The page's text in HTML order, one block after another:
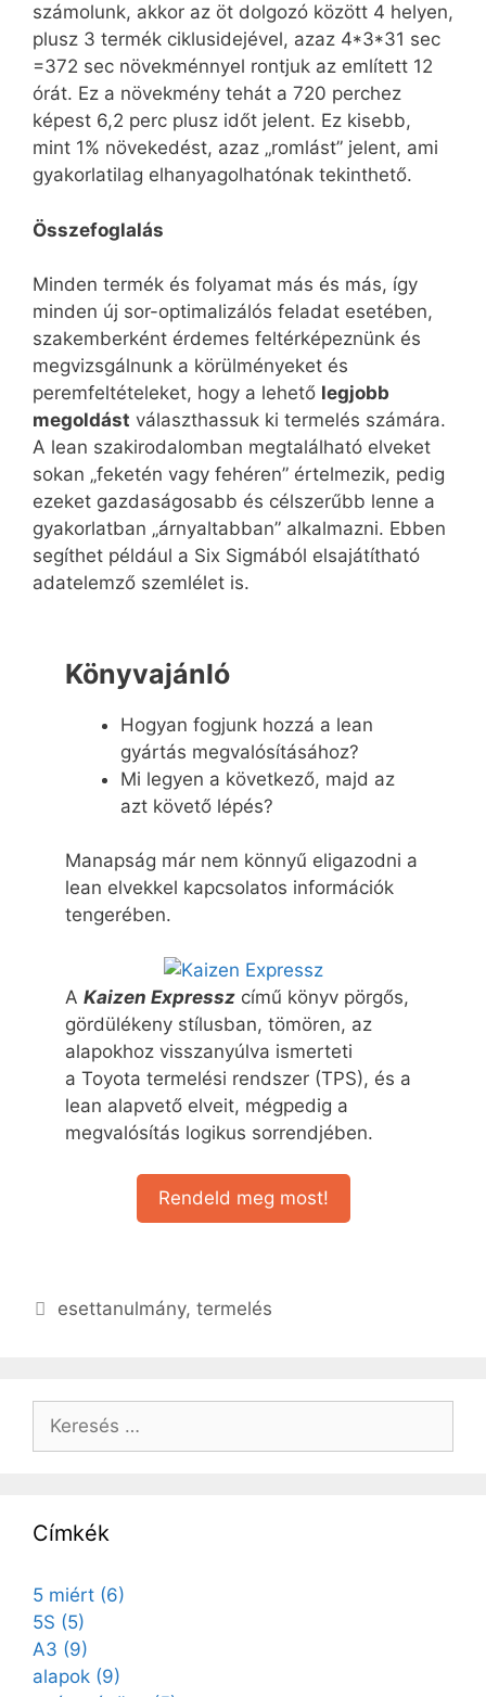
számolunk, akkor az öt dolgozó között 4 helyen,
plusz 3 termék ciklusidejével, azaz 4*3*31 sec
=372 sec növekménnyel rontjuk az említett 12
órát. Ez a növekmény tehát a 720 perchez
képest 6,2 perc plusz időt jelent. Ez kisebb,
mint 1% növekedést, azaz „romlást” jelent, ami
gyakorlatilag elhanyagolhatónak tekinthető.
Összefoglalás
Minden termék és folyamat más és más, így
minden új sor-optimalizálós feladat esetében,
szakemberként érdemes feltérképeznünk és
megvizsgálnunk a körülményeket és
peremfeltételeket, hogy a lehető legjobb
megoldást választhassuk ki termelés számára.
A lean szakirodalomban megtalálható elveket
sokan „feketén vagy fehéren” értelmezik, pedig
ezeket gazdaságosabb és célszerűbb lenne a
gyakorlatban „árnyaltabban” alkalmazni. Ebben
segíthet például a Six Sigmából elsajátítható
adatelemző szemlélet is.
Könyvajánló
Hogyan fogjunk hozzá a lean
gyártás megvalósításához?
Mi legyen a következő, majd az
azt követő lépés?
Manapság már nem könnyű eligazodni a
lean elvekkel kapcsolatos információk
tengerében.
A Kaizen Expressz című könyv pörgős,
gördülékeny stílusban, tömören, az
alapokhoz visszanyúlva ismerteti
a Toyota termelési rendszer (TPS), és a
lean alapvető elveit, mégpedig a
megvalósítás logikus sorrendjében.
Rendeld meg most!
esettanulmány,termelés
Címkék
5 miért (6)
5S (5)
A3 (9)
alapok (9)